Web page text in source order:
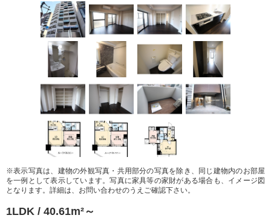
※表示写真は、建物の外観写真・共用部分の写真を除き、同じ建物内のお部屋
を一例として表示しています。写真に家具等の家財がある場合も、イメージ図
となります。詳細は、お問い合わせのうえご確認下さい。
1LDK / 40.61m²～